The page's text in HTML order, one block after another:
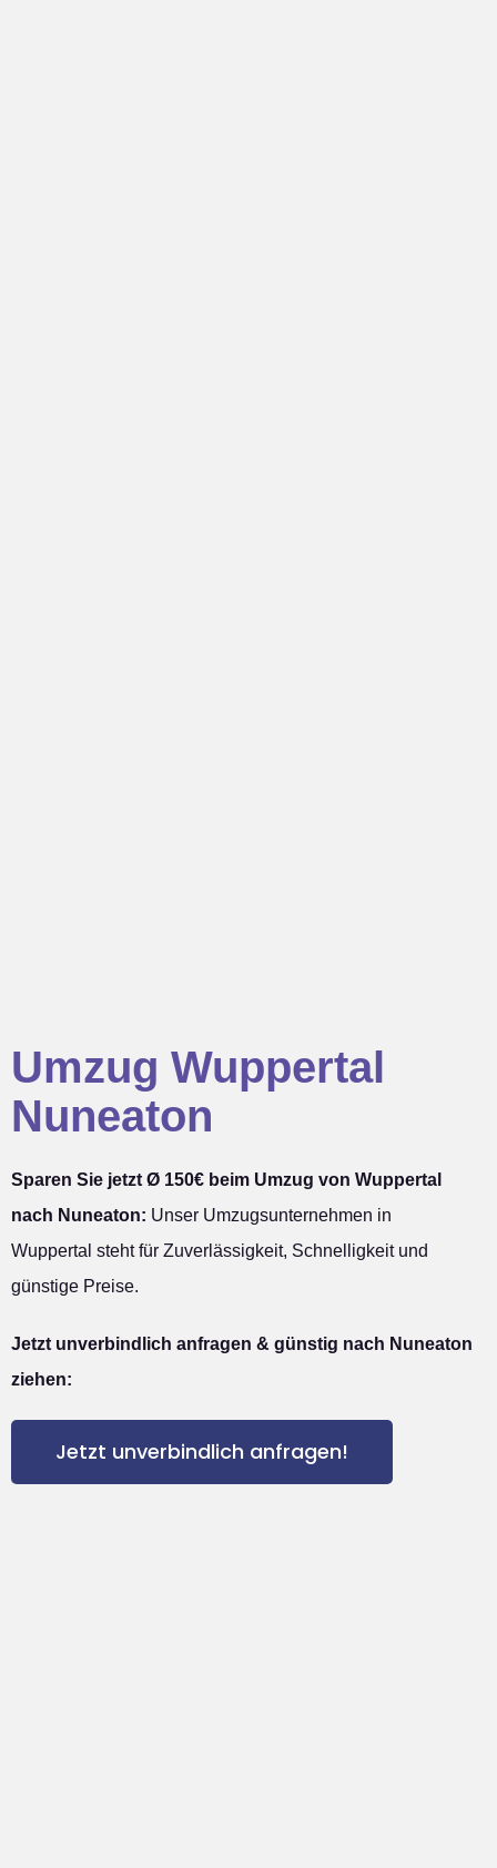
Umzug Wuppertal
Nuneaton
Sparen Sie jetzt Ø 150€ beim Umzug von Wuppertal
nach Nuneaton: Unser Umzugsunternehmen in
Wuppertal steht für Zuverlässigkeit, Schnelligkeit und
günstige Preise.
Jetzt unverbindlich anfragen & günstig nach Nuneaton
ziehen:
Jetzt unverbindlich anfragen!